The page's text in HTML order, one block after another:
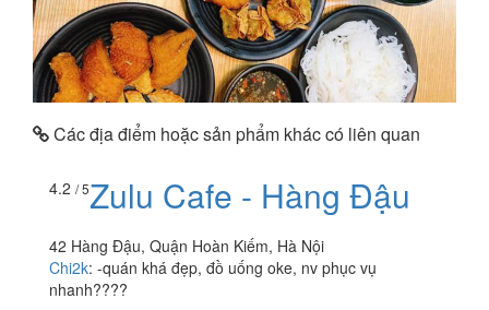
Các địa điểm hoặc sản phẩm khác có liên quan
4.2 / 5Zulu Cafe - Hàng Đậu
42 Hàng Đậu, Quận Hoàn Kiếm, Hà Nội
Chi2k: -quán khá đẹp, đồ uống oke, nv phục vụ
nhanh????